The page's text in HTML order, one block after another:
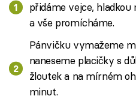
přidáme vejce,
a vše promícháme.
Pánvičku vymažeme
naneseme placičky s
žloutek a na mírném
minut.